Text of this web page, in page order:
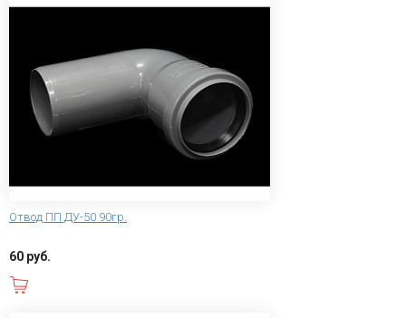
Отвод ПП ДУ-50 90гр.
60 руб.